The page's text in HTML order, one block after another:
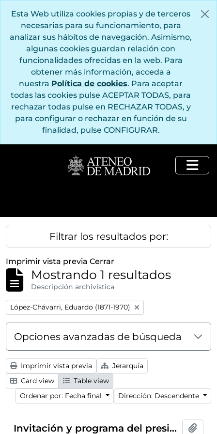
Esta Web utiliza cookies propias y de terceros
necesarias para su funcionamiento, para
analizar sus hábitos de navegación. Asimismo,
algunas cookies guardan relación con
funcionalidades ofrecidas en la web. Para
obtener más información, acceda a
nuestra Política de cookies. Para aceptar
todas las cookies pulse ACEPTAR TODAS, para
rechazar todas pulse en RECHAZAR TODAS, y
para configurar o rechazar en función de su
finalidad, pulse CONFIGURAR.
Filtrar los resultados por:
Imprimir vista previa Cerrar
Mostrando 1 resultados
Descripción archivística
Remove filter:
López-Chávarri, Eduardo (1871-1970)
Opciones avanzadas de búsqueda
Imprimir vista previa
Jerarquía
Card view
Table view
Ordenar por: Fecha final
Dirección: Descendente
Invitación y programa del presidente del Ateneo de Madrid al conferencia-concierto dentro del ciclo